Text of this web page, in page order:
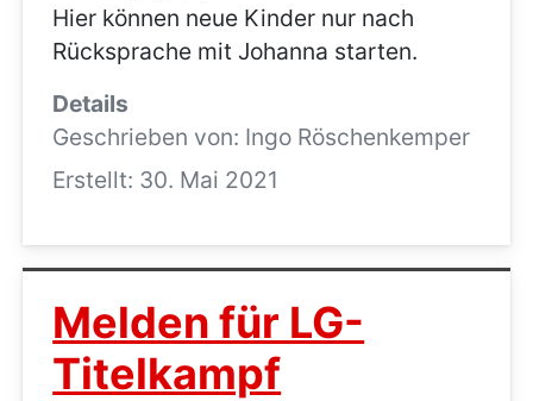
Hier können neue Kinder nur nach
Rücksprache mit Johanna starten.
Details
Geschrieben von: Ingo Röschenkemper
Erstellt: 30. Mai 2021
Melden für LG-
Titelkampf